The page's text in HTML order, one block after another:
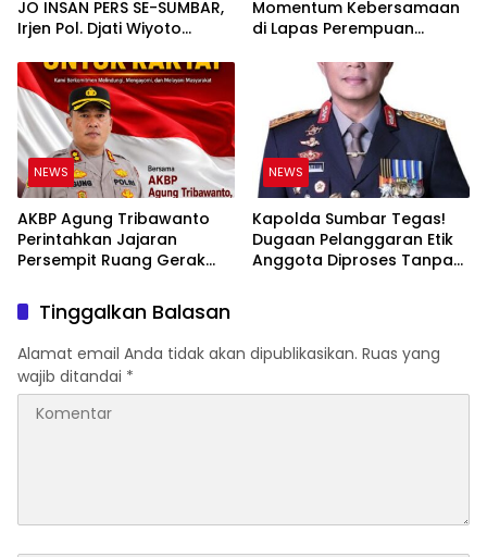
JO INSAN PERS SE-SUMBAR,
Irjen Pol. Djati Wiyoto
Ruang bagi Pelanggar
Hukum di Internal Polri
Momentum Kebersamaan
di Lapas Perempuan
NEWS
AKBP Agung Tribawanto
Perintahkan Jajaran
Persempit Ruang Gerak
Pasaman Barat
NEWS
Kapolda Sumbar Tegas!
Dugaan Pelanggaran Etik
Anggota Diproses Tanpa
Tinggalkan Balasan
Alamat email Anda tidak akan dipublikasikan. Ruas yang
wajib ditandai *